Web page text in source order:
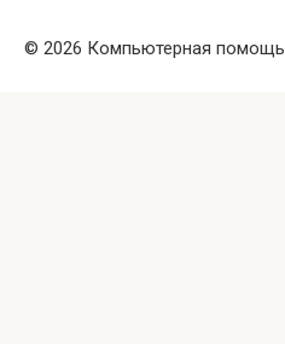
© 2026 Компьютерная помощь